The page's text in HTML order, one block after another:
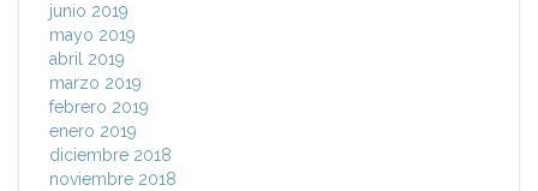
junio 2019
mayo 2019
abril 2019
marzo 2019
febrero 2019
enero 2019
diciembre 2018
noviembre 2018